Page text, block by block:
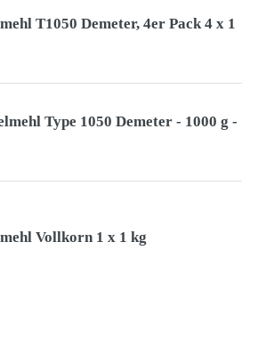
T1050 Demeter, 4er Pack 4 x 1
Type 1050 Demeter - 1000 g -
Vollkorn 1 x 1 kg